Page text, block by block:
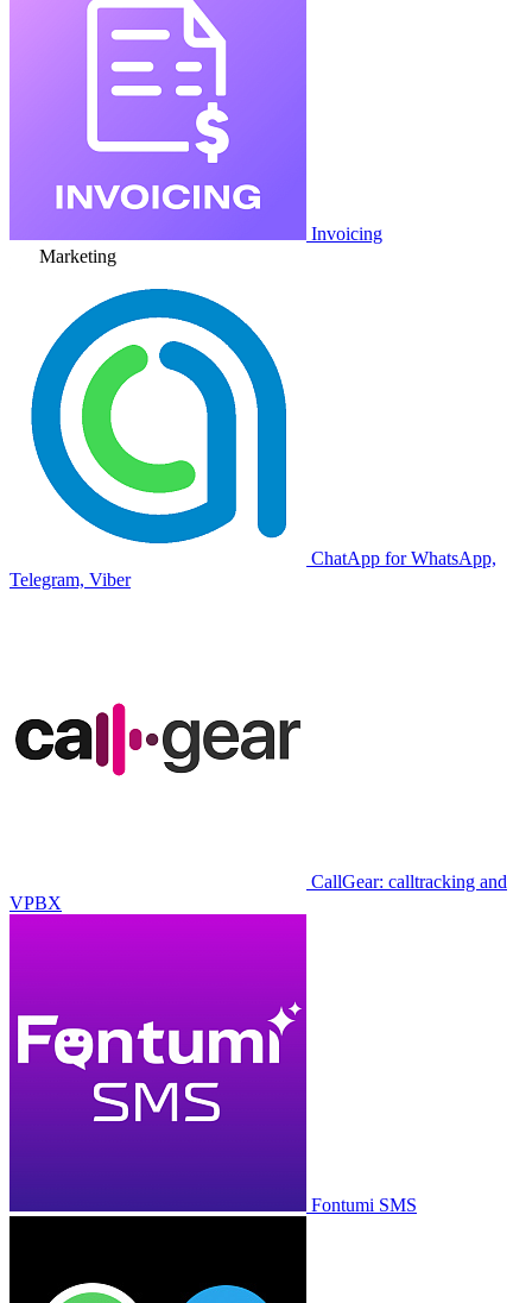
Invoicing
Marketing
ChatApp for WhatsApp,
Telegram, Viber
CallGear: calltracking and
VPBX
Fontumi SMS